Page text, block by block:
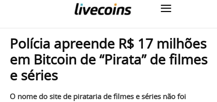
Polícia apreende R$ 17 milhões
em Bitcoin de “Pirata” de filmes
e séries
O nome do site de pirataria de filmes e séries não foi